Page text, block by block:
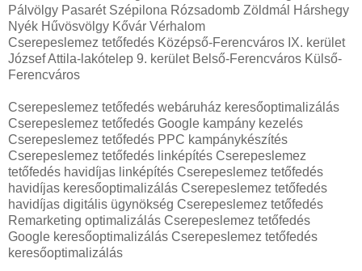
Pálvölgy Pasarét Szépilona Rózsadomb Zöldmál Hárshegy
Nyék Hűvösvölgy Kővár Vérhalom
Cserepeslemez tetőfedés Középső-Ferencváros IX. kerület
József Attila-lakótelep 9. kerület Belső-Ferencváros Külső-
Ferencváros
Cserepeslemez tetőfedés webáruház keresőoptimalizálás
Cserepeslemez tetőfedés Google kampány kezelés
Cserepeslemez tetőfedés PPC kampánykészítés
Cserepeslemez tetőfedés linképítés Cserepeslemez
tetőfedés havidíjas linképítés Cserepeslemez tetőfedés
havidíjas keresőoptimalizálás Cserepeslemez tetőfedés
havidíjas digitális ügynökség Cserepeslemez tetőfedés
Remarketing optimalizálás Cserepeslemez tetőfedés
Google keresőoptimalizálás Cserepeslemez tetőfedés
keresőoptimalizálás